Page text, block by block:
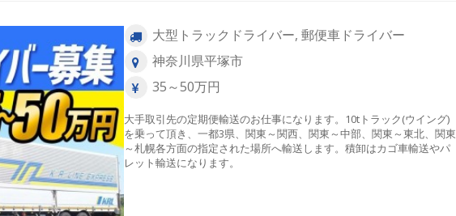
大型トラックドライバー, 郵便車ドライバー
神奈川県平塚市
35～50万円
大手取引先の定期便輸送のお仕事になります。10tトラック(ウイング)
を乗って頂き、一都3県、関東～関西、関東～中部、関東～東北、関東
～札幌各方面の指定された場所へ輸送します。積卸はカゴ車輸送やパ
レット輸送になります。